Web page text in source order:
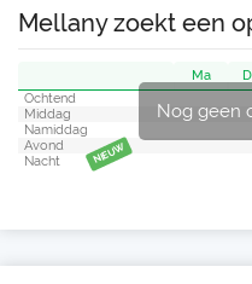
Mellany zoekt een
Nog geen
Ma
Ochtend
Middag
Namiddag
Avond
Nacht
NIEUW